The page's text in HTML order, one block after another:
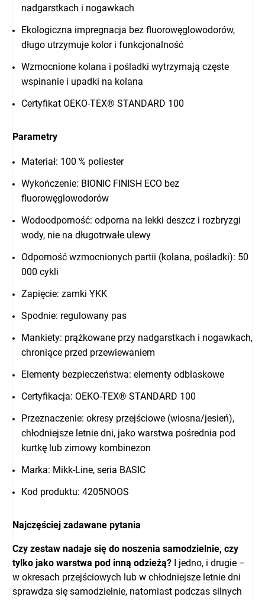
nadgarstkach i nogawkach
Ekologiczna impregnacja bez fluorowęglowodorów,
długo utrzymuje kolor i funkcjonalność
Wzmocnione kolana i pośladki wytrzymają częste
wspinanie i upadki na kolana
Certyfikat OEKO-TEX® STANDARD 100
Parametry
Materiał: 100 % poliester
Wykończenie: BIONIC FINISH ECO bez
fluorowęglowodorów
Wodoodporność: odporna na lekki deszcz i rozbryzgi
wody, nie na długotrwałe ulewy
Odporność wzmocnionych partii (kolana, pośladki): 50
000 cykli
Zapięcie: zamki YKK
Spodnie: regulowany pas
Mankiety: prążkowane przy nadgarstkach i nogawkach,
chroniące przed przewiewaniem
Elementy bezpieczeństwa: elementy odblaskowe
Certyfikacja: OEKO-TEX® STANDARD 100
Przeznaczenie: okresy przejściowe (wiosna/jesień),
chłodniejsze letnie dni, jako warstwa pośrednia pod
kurtkę lub zimowy kombinezon
Marka: Mikk-Line, seria BASIC
Kod produktu: 4205NOOS
Najczęściej zadawane pytania
Czy zestaw nadaje się do noszenia samodzielnie, czy
tylko jako warstwa pod inną odzieżą? I jedno, i drugie –
w okresach przejściowych lub w chłodniejsze letnie dni
sprawdza się samodzielnie, natomiast podczas silnych